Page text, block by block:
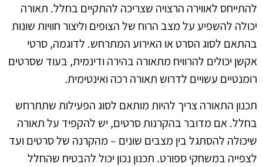
להתייחס לאווירה הרצויה שצריכה להתקיים בחלל. תאורה
יכולה להשפיע על מצב הרוח של הצופים וליצור חוויות שונות
בהתאם לסוג הסרט או האירוע המתרחש. לדוגמה, סרטי
אקשן יכולים להרוויח מתאורה בהירה ודינמית, בעוד שסרטים
רומנטיים עשויים לדרוש תאורה רכה ואינטימית.
תכנון התאורה צריך להיות מותאם לסוג הפעילות שתתרחש
בחלל. אם מדובר בהקרנות סרטים, יש להקפיד על תאורה
שיכולה להסתגל בין מצבים שונים – מהקרנה של סרטים ועד
לצפייה במשחקי ספורט. תכנון נכון יכול להבטיח שהחלל